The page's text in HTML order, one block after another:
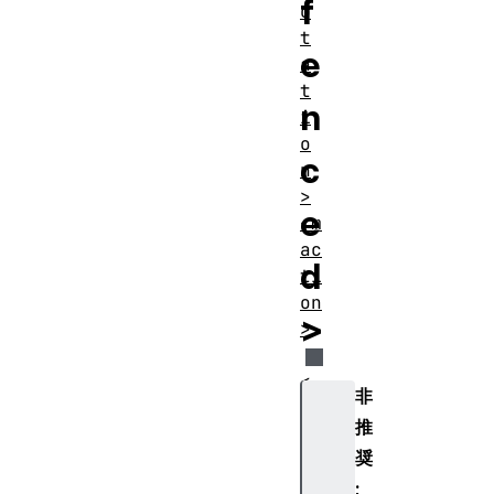
f
e
n
c
e
d
>
非
推
奨
;
o
t
a
t
i
o
n
>
<m
ac
ti
on
>
<